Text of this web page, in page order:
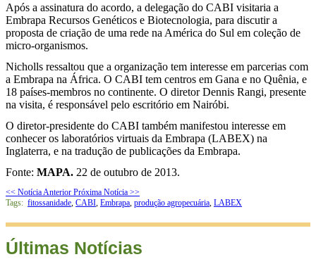
Após a assinatura do acordo, a delegação do CABI visitaria a
Embrapa Recursos Genéticos e Biotecnologia, para discutir a
proposta de criação de uma rede na América do Sul em coleção de
micro-organismos.
Nicholls ressaltou que a organização tem interesse em parcerias com
a Embrapa na África. O CABI tem centros em Gana e no Quênia, e
18 países-membros no continente. O diretor Dennis Rangi, presente
na visita, é responsável pelo escritório em Nairóbi.
O diretor-presidente do CABI também manifestou interesse em
conhecer os laboratórios virtuais da Embrapa (LABEX) na
Inglaterra, e na tradução de publicações da Embrapa.
Fonte: MAPA. 22 de outubro de 2013.
<< Notícia Anterior Próxima Notícia >>
Tags: fitossanidade, CABI, Embrapa, produção agropecuária, LABEX
Últimas Notícias